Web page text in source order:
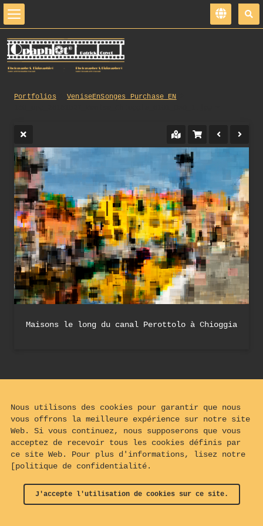
Portfolios
VeniseEnSonges_Purchase_EN
Maisons le long du canal Perottolo à Chioggia
Nous utilisons des cookies pour garantir que nous
vous offrons la meilleure expérience sur notre site
Web. Si vous continuez, nous supposerons que vous
acceptez de recevoir tous les cookies définis par
ce site Web. Pour plus d'informations, lisez notre
[politique de confidentialité.
J'accepte l'utilisation de cookies sur ce site.